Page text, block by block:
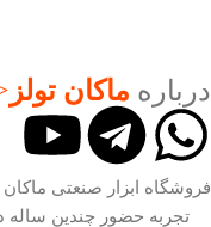
درباره ماکان تولز
فروشگاه ابزار صنعتی ماکان
تجربه حضور چندین ساله